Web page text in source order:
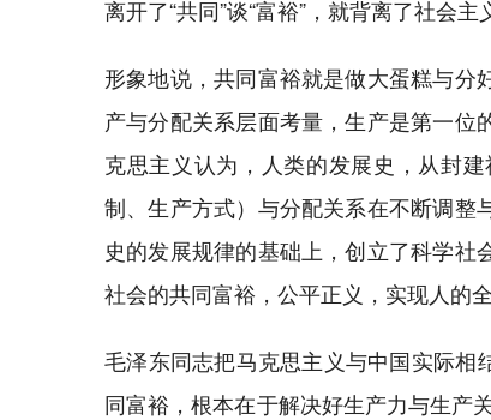
离开了“共同”谈“富裕”，就背离了社会
形象地说，共同富裕就是做大蛋糕与分
产与分配关系层面考量，生产是第一位
克思主义认为，人类的发展史，从封
制、生产方式）与分配关系在不断调整
史的发展规律的基础上，创立了科学
社会的共同富裕，公平正义，实现人的全
毛泽东同志把马克思主义与中国实际相
同富裕，根本在于解决好生产力与生产